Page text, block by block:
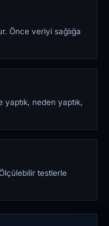
Önce veriyi sağlığa
neden yaptık,
testlerle